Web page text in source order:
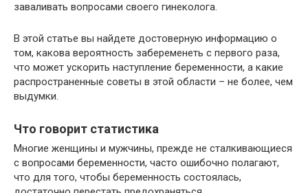
заваливать вопросами своего гинеколога.
В этой статье вы найдете достоверную информацию о
том, какова вероятность забеременеть с первого раза,
что может ускорить наступление беременности, а какие
распространенные советы в этой области – не более, чем
выдумки.
Что говорит статистика
Многие женщины и мужчины, прежде не сталкивающиеся
с вопросами беременности, часто ошибочно полагают,
что для того, чтобы беременность состоялась,